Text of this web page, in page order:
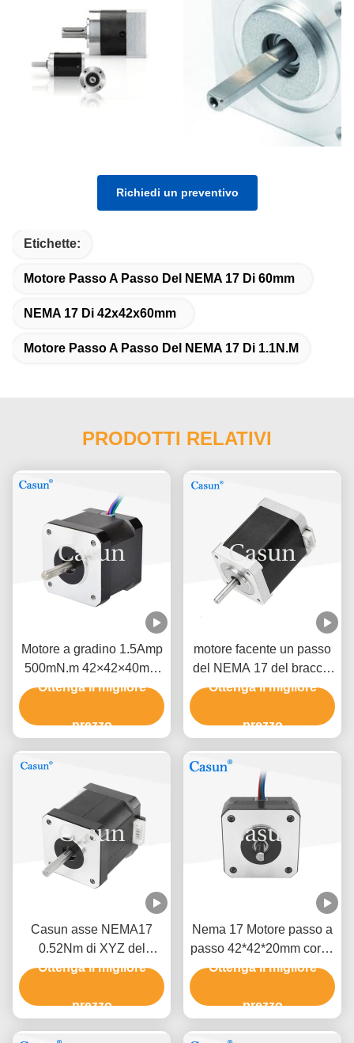
Richiedi un preventivo
Etichette:
Motore Passo A Passo Del NEMA 17 Di 60mm
NEMA 17 Di 42x42x60mm
Motore Passo A Passo Del NEMA 17 Di 1.1N.M
PRODOTTI RELATIVI
Motore a gradino 1.5Amp
500mN.m 42×42×40mm
NEMA 17 con ISO CE
Ottenga il migliore
prezzo
motore facente un passo
del NEMA 17 del braccio
del robot 1.2A 1,8 gradi
un'alta precisione di 2 fasi
Ottenga il migliore
prezzo
Casun asse NEMA17
0.52Nm di XYZ del
motore facente un passo
Ottenga il migliore
prezzo
Nema 17 Motore passo a
passo 42*42*20mm corpo
ultra sottile 1.0A
130mN.m per attrezzature
mediche
Ottenga il migliore
prezzo